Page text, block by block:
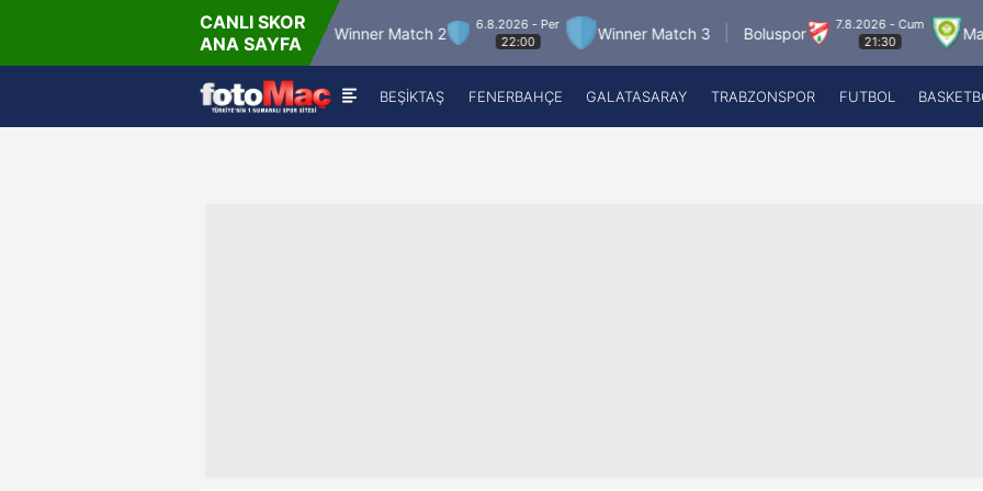
CANLI SKOR
ANA SAYFA
Winner Match 12 Winner Match 2
6.8.2026 - Per
22:00
Winner Match 3 Boluspor
7.8.2026 - Cum
21:30
Manisa
BEŞİKTAŞ FENERBAHÇE GALATASARAY TRABZONSPOR FUTBOL